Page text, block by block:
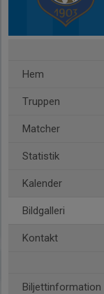
Hem
Truppen
Matcher
Statistik
Kalender
Bildgalleri
Kontakt
Biljettinformation